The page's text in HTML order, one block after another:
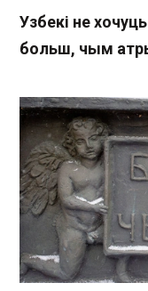
Узбекі не
больш, чым